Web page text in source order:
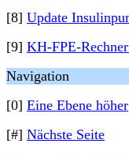
[8] Update
[9] KH-FPE-
Navigation
[0] Eine Ebene höher
[#] Nächste Seite